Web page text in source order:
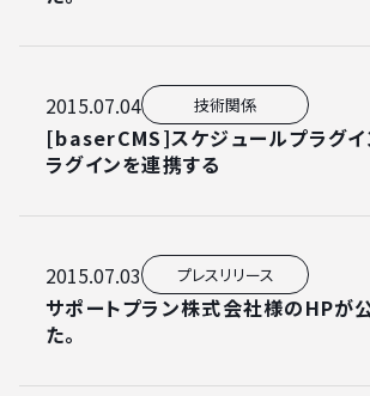
2015.07.04 技術関係
[baserCMS]スケジュールプラグイ
ラグインを連携する
2015.07.03 プレスリリース
サポートプラン株式会社様のHPが
た。